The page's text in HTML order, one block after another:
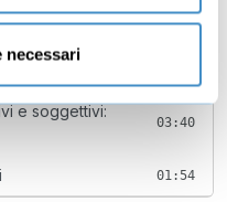
necessari
e soggettivi:
03:40
01:54